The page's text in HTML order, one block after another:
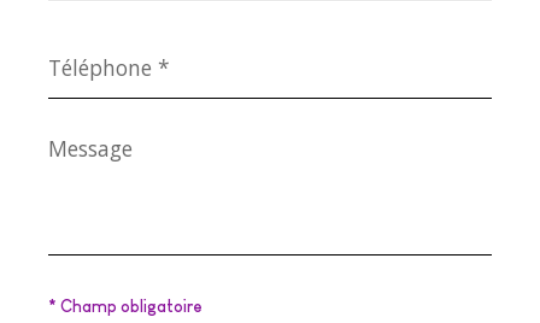
*
Message
*
* Champ obligatoire